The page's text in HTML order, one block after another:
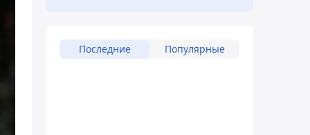
Последние Популярные